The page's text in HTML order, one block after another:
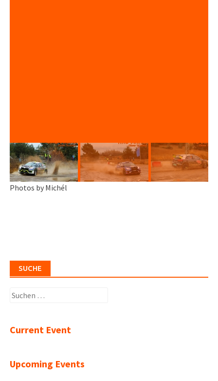
Photos by Michél
SUCHE
Suchen
Current Event
Upcoming Events